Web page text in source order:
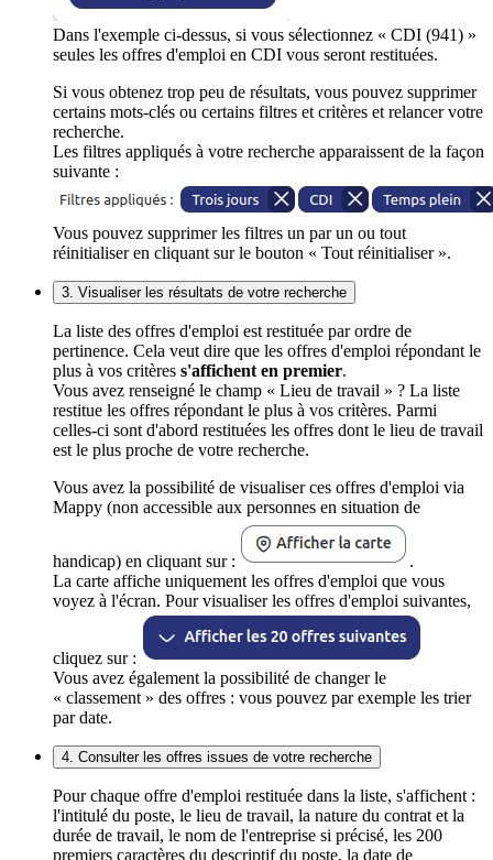
Dans l'exemple ci-dessus, si vous sélectionnez « CDI (941) »
seules les offres d'emploi en CDI vous seront restituées.
Si vous obtenez trop peu de résultats, vous pouvez supprimer
certains mots-clés ou certains filtres et critères et relancer votre
recherche.
Les filtres appliqués à votre recherche apparaissent de la façon
suivante :
Vous pouvez supprimer les filtres un par un ou tout
réinitialiser en cliquant sur le bouton « Tout réinitialiser ».
3. Visualiser les résultats de votre recherche
La liste des offres d'emploi est restituée par ordre de
pertinence. Cela veut dire que les offres d'emploi répondant le
plus à vos critères s'affichent en premier.
Vous avez renseigné le champ « Lieu de travail » ? La liste
restitue les offres répondant le plus à vos critères. Parmi
celles-ci sont d'abord restituées les offres dont le lieu de travail
est le plus proche de votre recherche.
Vous avez la possibilité de visualiser ces offres d'emploi via
Mappy (non accessible aux personnes en situation de
handicap) en cliquant sur :
.
La carte affiche uniquement les offres d'emploi que vous
voyez à l'écran. Pour visualiser les offres d'emploi suivantes,
cliquez sur :
Vous avez également la possibilité de changer le
« classement » des offres : vous pouvez par exemple les trier
par date.
4. Consulter les offres issues de votre recherche
Pour chaque offre d'emploi restituée dans la liste, s'affichent :
l'intitulé du poste, le lieu de travail, la nature du contrat et la
durée de travail, le nom de l'entreprise si précisé, les 200
premiers caractères du descriptif du poste, la date de